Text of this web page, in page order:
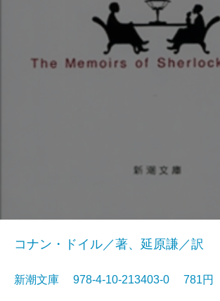
コナン・ドイル／著、延原謙／訳
新潮文庫 978-4-10-213403-0 781円